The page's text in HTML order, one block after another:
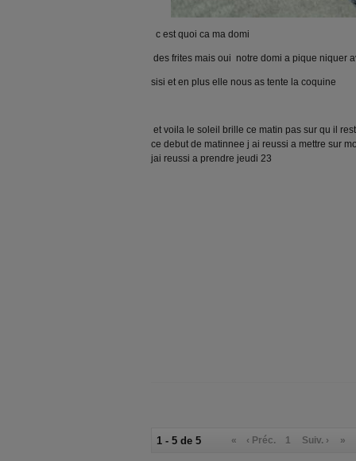
c est quoi ca ma domi
des frites mais oui notre domi a pique niquer
sisi et en plus elle nous as tente la coquine
et voila le soleil brille ce matin pas sur qu il
ce debut de matinnee j ai reussi a mettre sur
jai reussi a prendre jeudi 23
1 - 5 de 5 « ‹ Préc. 1 Suiv. › »